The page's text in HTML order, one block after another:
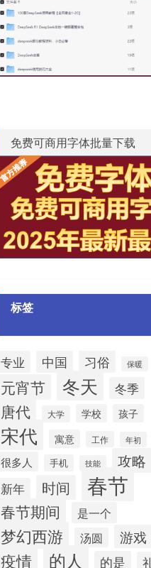
免费可商用字体批量下载
标签
专业 中国 习俗 保暖
元宵节 冬天 冬季
唐代 大学 学校 孩子
宋代 寓意 工作 年初
很多人 手机 技能 攻略
新年 时间 春节
春节期间 是一个
梦幻西游 汤圆 游戏
疫情 的人 的是